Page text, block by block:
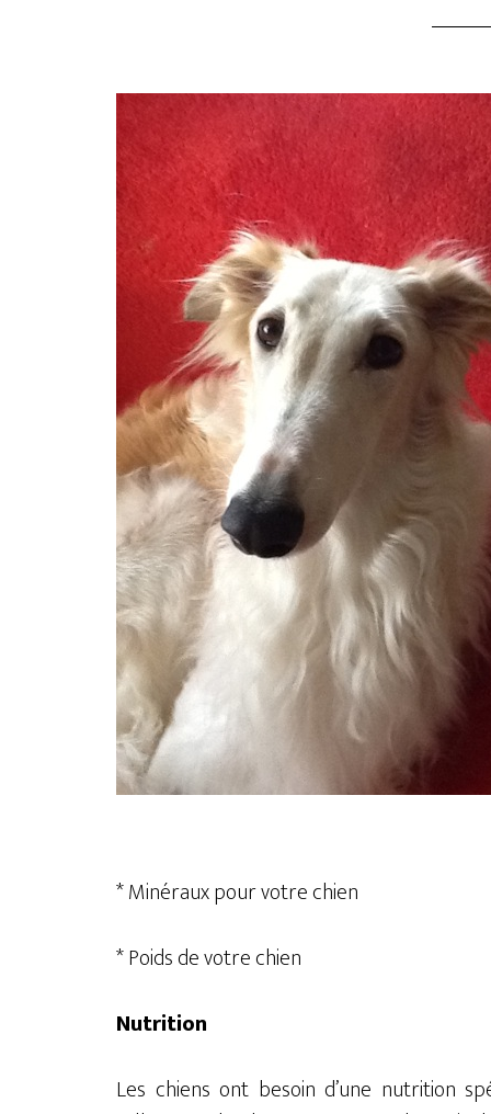
* Minéraux pour votre chien
* Poids de votre chien
Nutrition
Les chiens ont besoin d’une nutrition